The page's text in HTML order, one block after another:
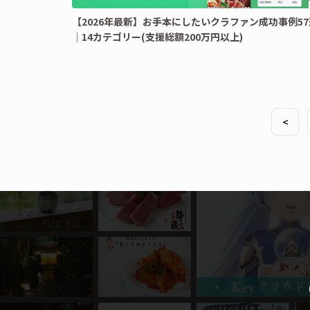
【2026年最新】お手本にしたいクラファン成功事例
｜14カテゴリー(支援総額200万円以上)
<